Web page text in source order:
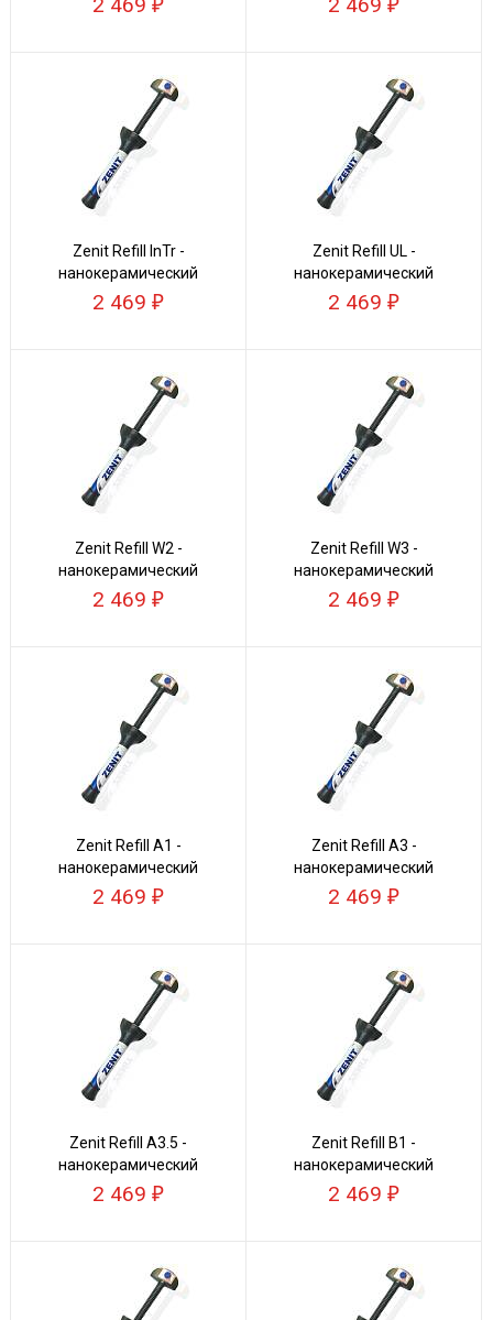
Zenit Refill InTr -
нанокерамический
композит
2 469
Zenit Refill UL -
нанокерамический
композит
2 469
Zenit Refill W2 -
нанокерамический
композит
2 469
Zenit Refill W3 -
нанокерамический
композит
2 469
Zenit Refill А1 -
нанокерамический
композит
2 469
Zenit Refill А3 -
нанокерамический
композит
2 469
Zenit Refill А3.5 -
нанокерамический
композит
2 469
Zenit Refill В1 -
нанокерамический
композит
2 469